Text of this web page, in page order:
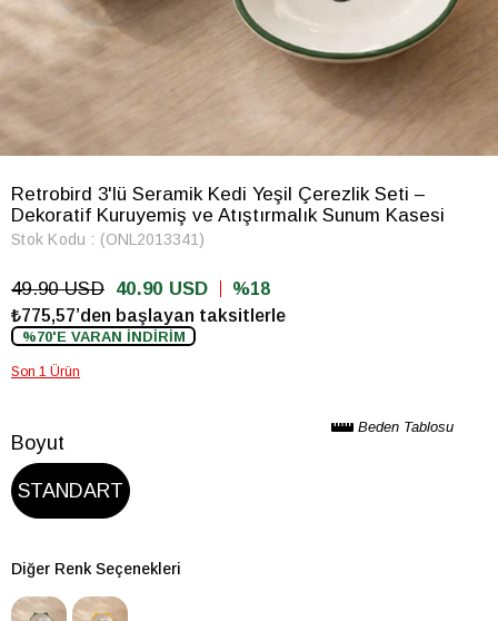
Retrobird 3'lü Seramik Kedi Yeşil Çerezlik Seti –
Dekoratif Kuruyemiş ve Atıştırmalık Sunum Kasesi
Stok Kodu (ONL2013341)
49.90 USD 40.90 USD
18
₺775,57’den başlayan taksitlerle
%70'E VARAN İNDİRİM
Son 1 Ürün
Beden Tablosu
Boyut
STANDART
Diğer Renk Seçenekleri